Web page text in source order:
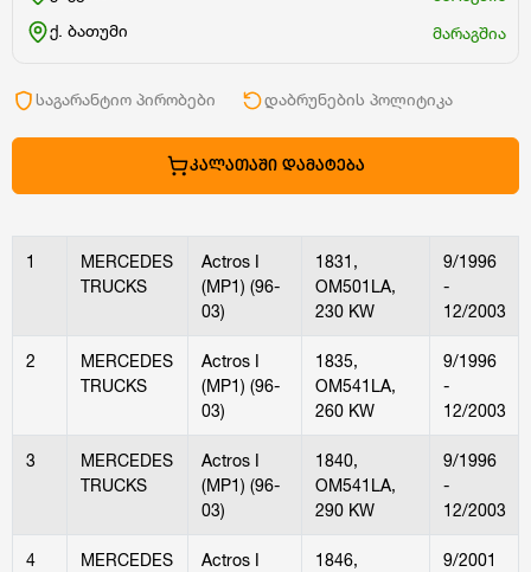
ქ. ბათუმი
მარაგშია
საგარანტიო პირობები დაბრუნების პოლიტიკა
ᲙᲐᲚᲐᲗᲐᲨᲘ ᲓᲐᲛᲐᲢᲔᲑᲐ
1
MERCEDES
TRUCKS
Actros I
(MP1) (96-
03)
1831,
OM501LA,
230 KW
9/1996
-
12/2003
2
MERCEDES
TRUCKS
Actros I
(MP1) (96-
03)
1835,
OM541LA,
260 KW
9/1996
-
12/2003
3
MERCEDES
TRUCKS
Actros I
(MP1) (96-
03)
1840,
OM541LA,
290 KW
9/1996
-
12/2003
4
MERCEDES
Actros I
1846,
9/2001